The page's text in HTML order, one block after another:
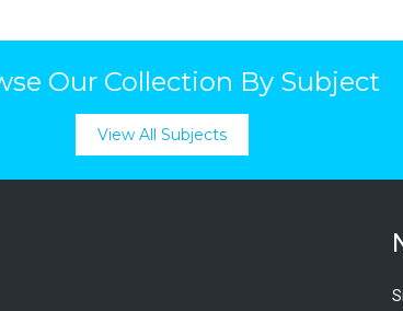
Our Collection By Subject
View All Subjects